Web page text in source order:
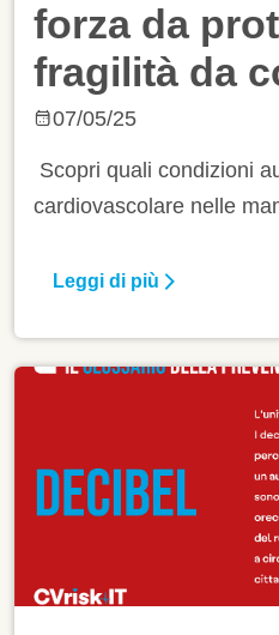
forza da
fragilità da
07/05/25
Scopri quali condizioni
cardiovascolare nelle
Leggi di più